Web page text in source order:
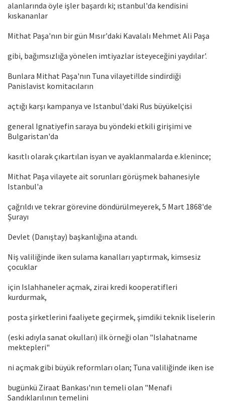
alanlarında öyle işler başardı ki; ıstanbul'da kendisini
kıskananlar
Mithat Paşa'nın bir gün Mısır'daki Kavalalı Mehmet Ali Paşa
gibi, bağımsızlığa yönelen imtiyazlar isteyeceğini yaydılar'.
Bunlara Mithat Paşa'nın Tuna vilayeti!lde sindirdiği
Panislavist komitacıların
açtığı karşı kampanya ve Istanbul'daki Rus büyükelçisi
general Ignatiyefin saraya bu yöndeki etkili girişimi ve
Bulgaristan'da
kasıtlı olarak çıkartılan isyan ve ayaklanmalarda e.klenince;
Mithat Paşa vilayete ait sorunları görüşmek bahanesiyle
Istanbul'a
çağrıldı ve tekrar görevine döndürülmeyerek, 5 Mart 1868'de
Şurayı
Devlet (Danıştay) başkanlığına atandı.
Niş valiliğinde iken sulama kanalları yaptırmak, kimsesiz
çocuklar
için Islahhaneler açmak, zirai kredi kooperatifleri
kurdurmak,
posta şirketlerini faaliyete geçirmek, şimdiki teknik liselerin
(eski adıyla sanat okulları) ilk örneği olan "Islahatname
mektepleri"
ni açmak gibi büyük reformları olan; Tuna valiliğinde iken ise
bugünkü Ziraat Bankası'nın temeli olan "Menafi
Sandıklarılının temelini